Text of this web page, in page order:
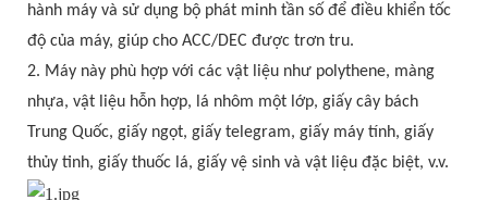
hành máy và sử dụng bộ phát minh tần số để điều khiển tốc
độ của máy, giúp cho ACC/DEC được trơn tru.
2. Máy này phù hợp với các vật liệu như polythene, màng
nhựa, vật liệu hỗn hợp, lá nhôm một lớp, giấy cây bách
Trung Quốc, giấy ngọt, giấy telegram, giấy máy tính, giấy
thủy tinh, giấy thuốc lá, giấy vệ sinh và vật liệu đặc biệt, v.v.